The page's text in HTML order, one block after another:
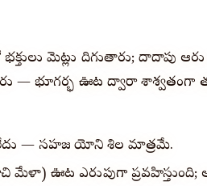
మెట్లు దిగుతారు; దాదాపు
— భూగర్భ ఊట ద్వారా శాశ్వతంగా
లేదు — సహజ యోని శిల మాత్రమే.
మేళా) ఊట ఎరుపుగా